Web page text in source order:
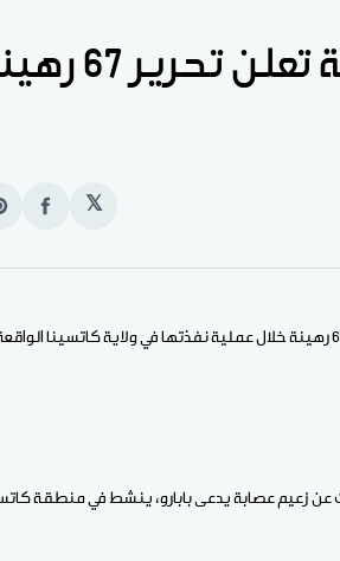
نيجيريا: القوات
𝕏
انشر
عن زعيم عصابة يدعى بابارو، ينشط في منطقة